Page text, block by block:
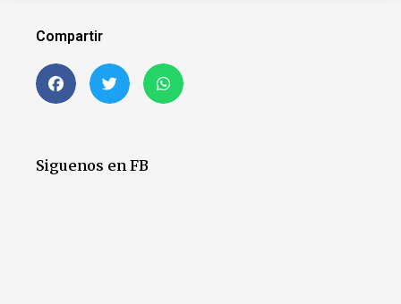
Compartir
Siguenos en FB